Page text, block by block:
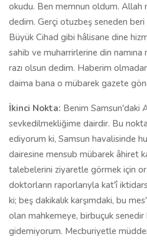
okudu. Ben memnun oldum. Allah
dedim. Gerçi otuzbeş seneden
Büyük Cihad gibi hâlisane dine
sahib ve muharrirlerine din
razı olsun dedim. Haberim
daima bana o mübarek gazete
İkinci Nokta: Benim Samsun'daki
sevkedilmekliğime dairdir. Bu
ediyorum ki, Samsun havalisinde
dairesine mensub mübarek âhiret
talebelerini ziyaretle görmek için
doktorların raporlarıyla kat'î
ki; beş dakikalık karşımdaki, bu
olan mahkemeye, birbuçuk
gidemiyorum. Mecburiyetle